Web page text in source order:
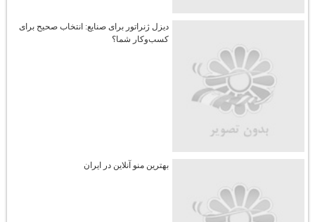
دیزل ژنراتور برای صنایع: انتخاب صحیح برای
کسب‌وکار شما؟
بهترین منو آنلاین در ایران